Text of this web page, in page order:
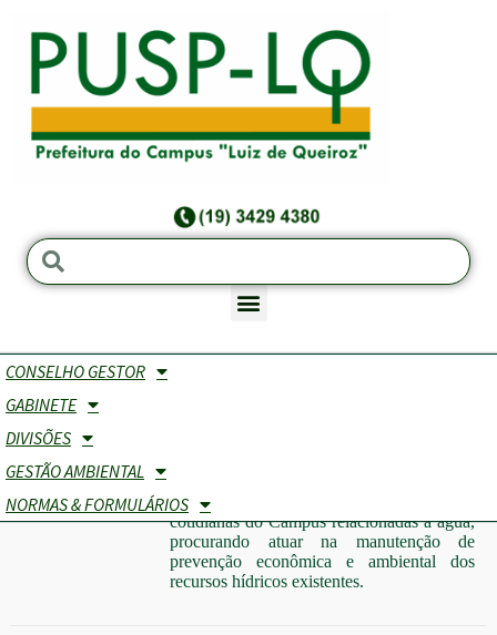
CONSELHO GESTOR
GABINETE
DIVISÕES
GESTÃO AMBIENTAL
NORMAS & FORMULÁRIOS
Objetivo:
reflexões e sugestões das ocorrências
cotidianas do Campus relacionadas à água,
procurando atuar na manutenção de
prevenção econômica e ambiental dos
recursos hídricos existentes.